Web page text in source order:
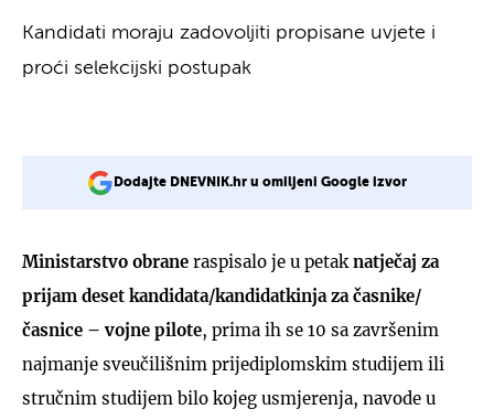
Kandidati moraju zadovoljiti propisane uvjete i
proći selekcijski postupak
Dodajte DNEVNIK.hr u omiljeni Google izvor
Ministarstvo obrane raspisalo je u petak natječaj za
prijam deset kandidata/kandidatkinja za časnike/
časnice – vojne pilote, prima ih se 10 sa završenim
najmanje sveučilišnim prijediplomskim studijem ili
stručnim studijem bilo kojeg usmjerenja, navode u